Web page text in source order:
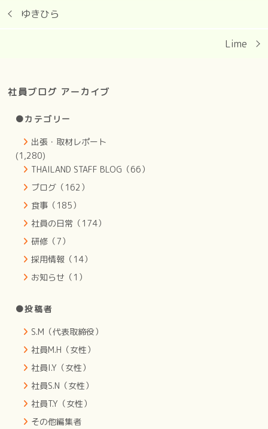
ゆきひら
Lime
社員ブログ アーカイブ
●カテゴリー
出張・取材レポート
(1,280)
THAILAND STAFF BLOG（66）
ブログ（162）
食事（185）
社員の日常（174）
研修（7）
採用情報（14）
お知らせ（1）
●投稿者
S.M（代表取締役）
社員M.H（女性）
社員I.Y（女性）
社員S.N（女性）
社員T.Y（女性）
その他編集者